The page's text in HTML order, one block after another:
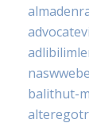
balithut-